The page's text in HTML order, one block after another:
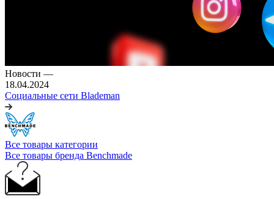
Новости —
18.04.2024
Социальные сети Blademan
Все товары категории
Все товары бренда Benchmade